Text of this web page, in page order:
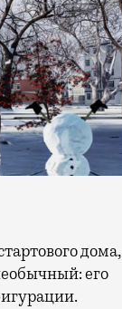
дома,
его